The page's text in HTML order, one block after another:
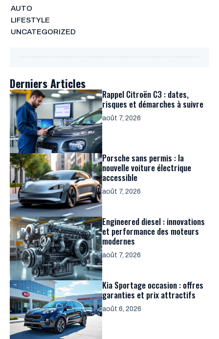
AUTO
LIFESTYLE
UNCATEGORIZED
Derniers Articles
Rappel Citroën C3 : dates,
risques et démarches à suivre
août 7, 2026
Porsche sans permis : la
nouvelle voiture électrique
accessible
août 7, 2026
Engineered diesel : innovations
et performance des moteurs
modernes
août 7, 2026
Kia Sportage occasion : offres
garanties et prix attractifs
août 6, 2026